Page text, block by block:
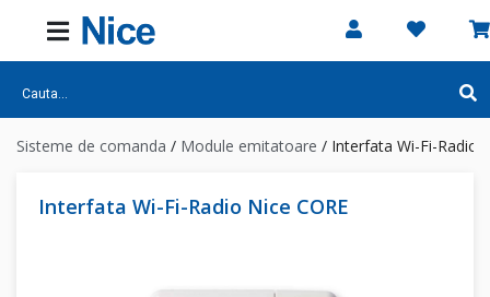
Sisteme de comanda / Module emitatoare / Interfata Wi-Fi-Radio
Interfata Wi-Fi-Radio Nice CORE